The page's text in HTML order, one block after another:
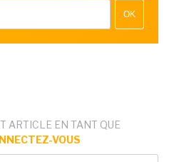
OK
ARTICLE EN TANT QUE
VOUS